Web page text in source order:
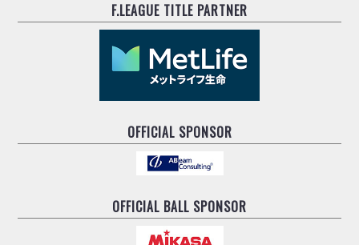
F.LEAGUE TITLE PARTNER
OFFICIAL SPONSOR
OFFICIAL BALL SPONSOR